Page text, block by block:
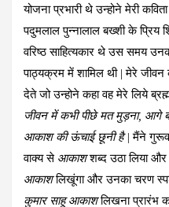
योजना प्रभारी थे उन्होने मेरी
पदुमलाल पुन्नालाल बख्शी के
वरिष्ठ साहित्यकार थे उस समय
पाठ्यक्रम में शामिल थी | मेरे
देते जो उन्होने कहा वह मेरे लिये
जीवन में कभी पीछे मत मुड़ना, आगे
आकाश की ऊंचाई छूनी है | मैंने
वाक्य से आकाशशब्द उठा लिया
आकाशलिखूंगा और उनका चरण
कुमार साहू आकाशलिखना प्रारंभ